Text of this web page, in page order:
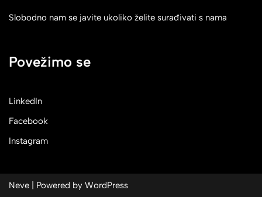
Slobodno nam se javite ukoliko želite surađivati s nama
Povežimo se
LinkedIn
Facebook
Instagram
Neve | Powered by WordPress